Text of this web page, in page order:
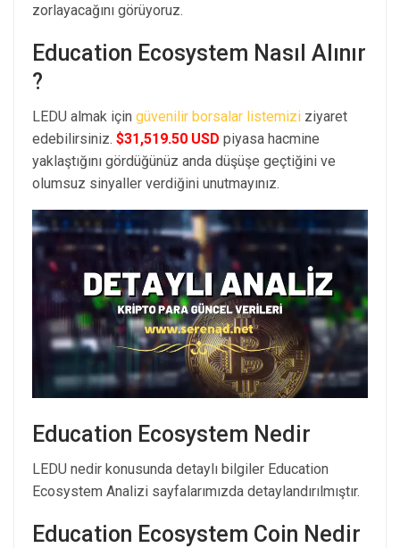
zorlayacağını görüyoruz.
Education Ecosystem Nasıl Alınır
?
LEDU almak için güvenilir borsalar listemizi ziyaret
edebilirsiniz. $31,519.50 USD piyasa hacmine
yaklaştığını gördüğünüz anda düşüşe geçtiğini ve
olumsuz sinyaller verdiğini unutmayınız.
Education Ecosystem Nedir
LEDU nedir konusunda detaylı bilgiler Education
Ecosystem Analizi sayfalarımızda detaylandırılmıştır.
Education Ecosystem Coin Nedir